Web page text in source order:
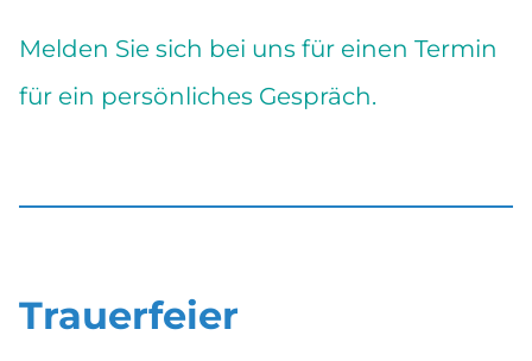
Melden Sie sich bei uns für einen Termin
für ein persönliches Gespräch.
Trauerfeier